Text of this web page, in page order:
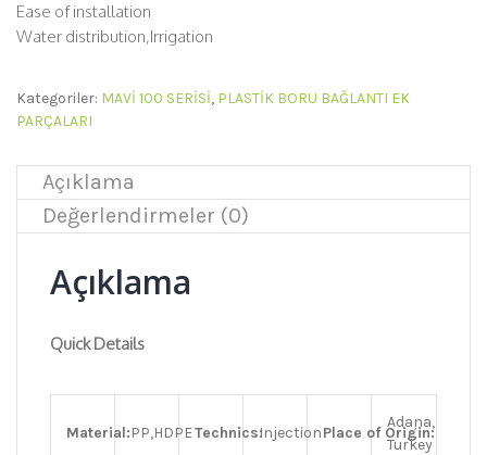
Ease of installation
Water distribution,Irrigation
Kategoriler: MAVİ 100 SERİSİ, PLASTİK BORU BAĞLANTI EK
PARÇALARI
Açıklama
Değerlendirmeler (0)
Açıklama
Quick Details
Material:PP,HDPETechnics:InjectionPlace of Origin:
Adana,
Turkey